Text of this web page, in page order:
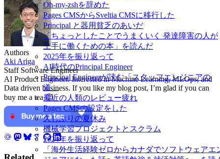
Oh-my-zshを辞めた
Pages CMSからSveltia CMSに移行した
Principal と器用貧乏のあいだ
「ちょっとしたことでうまくいく 発達障害の人が
上手に働くための本」を読んだ
2025年を振り返って
AI時代のPrincipal Engineer
Principal Engineerが読む「スタッフエンジニアの
道」
最近の人類のレビュー疲れ
Pages CMSの設定をした
久しぶりの夏休み
機械学習プロジェクトとスクラム
2024年を振り返って
「海外生活経験ゼロからカナダでソフトウェアエ
Authors
Aki Ariga
Staff Software Engineer
AI Product Engineer. Interested in Machine Learning, MLOps, and
Data driven business. If you like my blog post, I’m glad if you can
buy me a tea 😉